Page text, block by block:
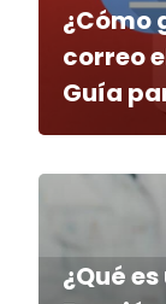
¿Cómo
correo
Guía
¿Qué